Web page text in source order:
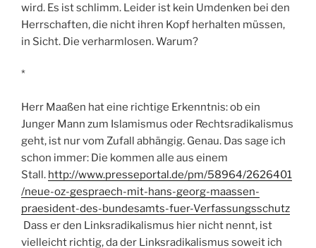
wird. Es ist schlimm. Leider ist kein Umdenken bei den
Herrschaften, die nicht ihren Kopf herhalten müssen,
in Sicht. Die verharmlosen. Warum?
*
Herr Maaßen hat eine richtige Erkenntnis: ob ein
Junger Mann zum Islamismus oder Rechtsradikalismus
geht, ist nur vom Zufall abhängig. Genau. Das sage ich
schon immer: Die kommen alle aus einem
Stall. http://www.presseportal.de/pm/58964/2626401
/neue-oz-gespraech-mit-hans-georg-maassen-
praesident-des-bundesamts-fuer-Verfassungsschutz
Dass er den Linksradikalismus hier nicht nennt, ist
vielleicht richtig, da der Linksradikalismus soweit ich